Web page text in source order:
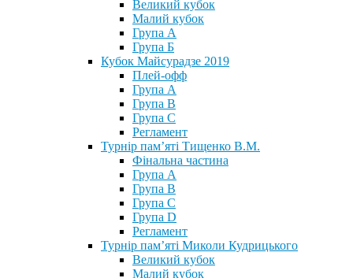
Великий кубок
Малий кубок
Група А
Група Б
Кубок Майсурадзе 2019
Плей-офф
Група А
Група В
Група С
Регламент
Турнір пам’яті Тищенко В.М.
Фінальна частина
Група А
Група В
Група С
Група D
Регламент
Турнір пам’яті Миколи Кудрицького
Великий кубок
Малий кубок